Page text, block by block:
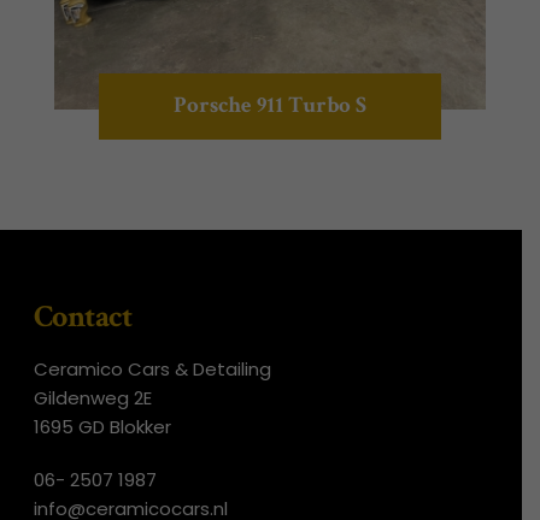
Porsche 911 Turbo S
Contact
Ceramico Cars & Detailing
Gildenweg 2E
1695 GD Blokker
06- 2507 1987
info@ceramicocars.nl